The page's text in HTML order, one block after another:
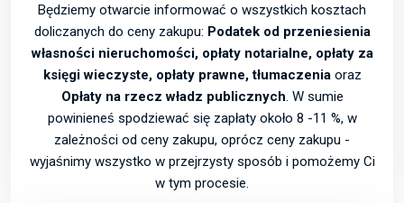
Będziemy otwarcie informować o wszystkich kosztach
doliczanych do ceny zakupu: Podatek od przeniesienia
własności nieruchomości, opłaty notarialne, opłaty za
księgi wieczyste, opłaty prawne, tłumaczeniaoraz
Opłaty na rzecz władz publicznych. W sumie
powinieneś spodziewać się zapłaty około 8 -11 %, w
zależności od ceny zakupu, oprócz ceny zakupu -
wyjaśnimy wszystko w przejrzysty sposób i pomożemy Ci
w tym procesie.